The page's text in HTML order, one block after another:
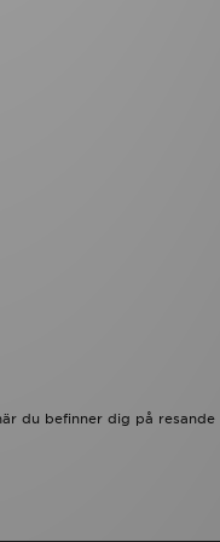
du befinner dig på resande